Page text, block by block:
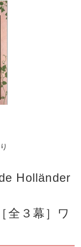
Holländer
全３幕］ワ